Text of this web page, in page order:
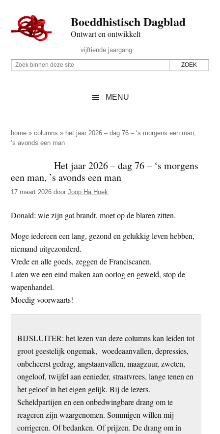
naar
de
inhoud
secondary
naar
de
sidebar
naar
de
Boeddhistisch Dagblad
Ontwart en ontwikkelt
Rechts
vijftiende jaargang
Z
p
d
z
e
i
t
e
Z
i
n
n
d
z
e
i
t
MENU
home »columns » het jaar 2026 – dag 76 – ‘s morgens een man,
’s avonds een man
Het jaar 2026 – dag 76 – ‘s morgens
een man, ’s avonds een man
17 maart 2026 doorJoop Ha Hoek
Donald: wie zijn gat brandt, moet op de blaren zitten.
Moge iedereen een lang, gezond en gelukkig leven hebben,
niemand uitgezonderd.
Vrede en alle goeds, zeggen de Franciscanen.
Laten we een eind maken aan oorlog en geweld, stop de
wapenhandel.
Moedig voorwaarts!
BIJSLUITER: het lezen van deze columns kan leiden tot
groot geestelijk ongemak, woedeaanvallen, depressies,
onbeheerst gedrag, angstaanvallen, maagzuur, zweten,
ongeloof, twijfel aan eenieder, straatvrees, lange tenen en
het geloof in het eigen gelijk. Bij de lezers.
Scheldpartijen en een onbedwingbare drang om te
reageren zijn waargenomen. Sommigen willen mij
corrigeren. Of bedanken. Of prijzen. De drang om in